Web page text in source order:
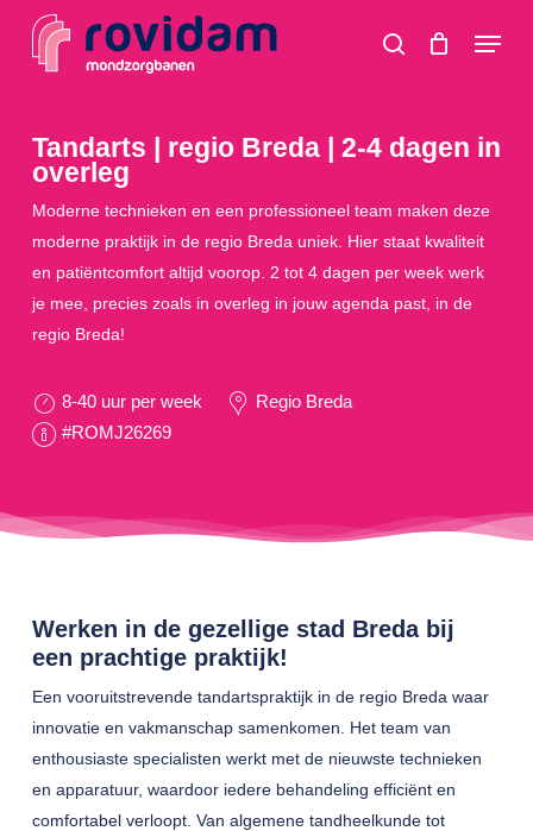
search
Menu
Tandarts | regio Breda | 2-4 dagen in
overleg
Moderne technieken en een professioneel team maken deze
moderne praktijk in de regio Breda uniek. Hier staat kwaliteit
en patiëntcomfort altijd voorop. 2 tot 4 dagen per week werk
je mee, precies zoals in overleg in jouw agenda past, in de
regio Breda!
8-40 uur per week
Regio Breda
#ROMJ26269
Werken in de gezellige stad Breda bij
een prachtige praktijk!
Een vooruitstrevende tandartspraktijk in de regio Breda waar
innovatie en vakmanschap samenkomen. Het team van
enthousiaste specialisten werkt met de nieuwste technieken
en apparatuur, waardoor iedere behandeling efficiënt en
comfortabel verloopt. Van algemene tandheelkunde tot